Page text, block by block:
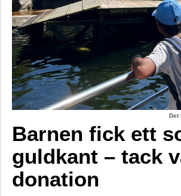
Barnen fick ett
guldkant – tack
donation